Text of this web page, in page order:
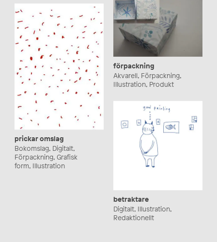
förpackning
Akvarell, Förpackning,
Illustration, Produkt
prickar omslag
Bokomslag, Digitalt,
Förpackning, Grafisk
form, Illustration
betraktare
Digitalt, Illustration,
Redaktionellt